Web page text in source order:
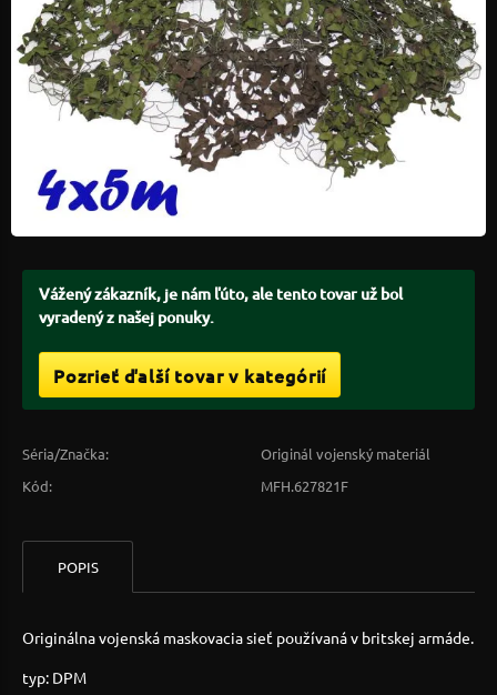
Vážený zákazník, je nám ľúto, ale tento tovar už bol
vyradený z našej ponuky.
Pozrieť ďalší tovar v kategórií
Séria/Značka:
Originál vojenský materiál
Kód:
MFH.627821F
POPIS
Originálna vojenská maskovacia sieť používaná v britskej armáde.
typ: DPM